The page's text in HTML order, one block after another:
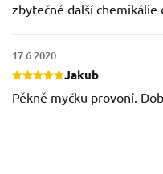
zbytečné další chemikálie
Jakub
17.6.2020
Pěkně myčku provoní.